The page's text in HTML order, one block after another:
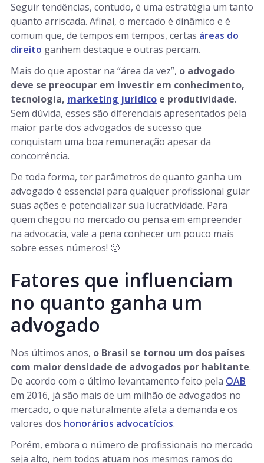
Seguir tendências, contudo, é uma estratégia um tanto
quanto arriscada. Afinal, o mercado é dinâmico e é
comum que, de tempos em tempos, certas áreas do
direito ganhem destaque e outras percam.
Mais do que apostar na “área da vez”, o advogado
deve se preocupar em investir em conhecimento,
tecnologia, marketing jurídico e produtividade.
Sem dúvida, esses são diferenciais apresentados pela
maior parte dos advogados de sucesso que
conquistam uma boa remuneração apesar da
concorrência.
De toda forma, ter parâmetros de quanto ganha um
advogado é essencial para qualquer profissional guiar
suas ações e potencializar sua lucratividade. Para
quem chegou no mercado ou pensa em empreender
na advocacia, vale a pena conhecer um pouco mais
sobre esses números! 🙂
Fatores que influenciam
no quanto ganha um
advogado
Nos últimos anos, o Brasil se tornou um dos países
com maior densidade de advogados por habitante.
De acordo com o último levantamento feito pela OAB
em 2016, já são mais de um milhão de advogados no
mercado, o que naturalmente afeta a demanda e os
valores dos honorários advocatícios.
Porém, embora o número de profissionais no mercado
seja alto, nem todos atuam nos mesmos ramos do